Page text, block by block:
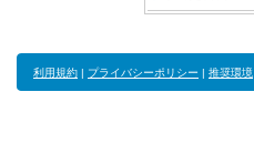
利用規約 | プライバシーポリシー | 推奨環境